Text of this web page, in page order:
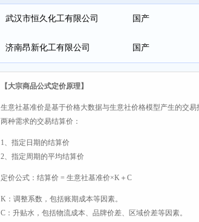
武汉市恒久化工有限公司 国产
济南昂新化工有限公司 国产
【大宗商品公式定价原理】
生意社基准价是基于价格大数据与生意社价格模型产生的交
两种需求的交易结算价：
1、指定日期的结算价
2、指定周期的平均结算价
定价公式：结算价 = 生意社基准价×K＋C
K：调整系数，包括账期成本等因素。
C：升贴水，包括物流成本、品牌价差、区域价差等因素。